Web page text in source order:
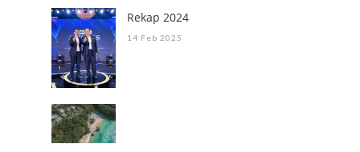
Rekap 2024
14 Feb 2025